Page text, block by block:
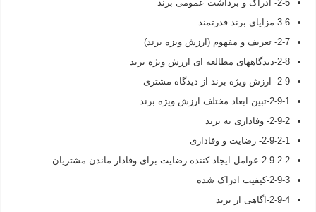
2-5- ادراک و برداشت عمومی برند
3-6-مزایای برند قدرتمند
2-7- تعریف و مفهوم (ارزش ویزه برند)
2-8-دیدگاههای مطالعه ای ارزش ویژه برند
2-9- ارزش ویژه برند از دیدگاه مشتری
2-9-1-تبین ابعاد مختلف ارزش ویژه برند
2-9-2- وفاداری به برند
2-9-2-1- رضایت و وفاداری
2-9-2-2-عوامل ایجاد کننده رضایت برای وفادار ماندن مشتریان
2-9-3-کیفیت ادراک شده
2-9-4-اگاهی از برند